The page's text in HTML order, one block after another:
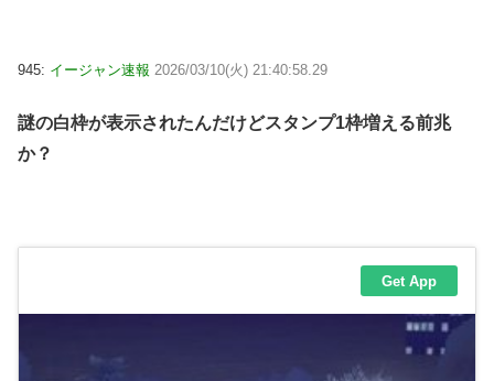
945: イージャン速報 2026/03/10(火) 21:40:58.29
謎の白枠が表示されたんだけどスタンプ1枠増える前兆
か？